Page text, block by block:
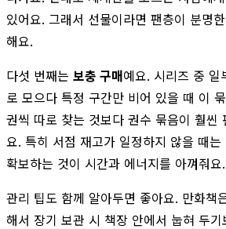
있어요. 그래서 선물이라면 팬층이 분명
해요.
다섯 번째는 보충 구매예요. 시리즈 중 일
로 모으다 특정 구간만 비어 있을 때 이
권씩 따로 찾는 것보다 권수 묶음이 훨씬
요. 특히 서점 재고가 일정하지 않을 때는
확보하는 것이 시간과 에너지를 아껴줘요.
관리 팁도 함께 알아두면 좋아요. 만화책
해서 장기 보관 시 책장 안에서 눕혀 두